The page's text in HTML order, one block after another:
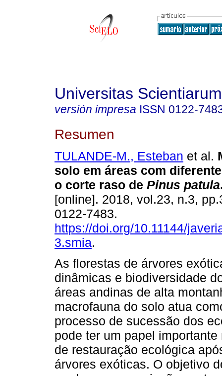
Universitas Scientiarum
versión impresa ISSN 0122-
Resumen
TULANDE-M., Esteban et al.
solo em áreas com
o corte raso de Pinus patula
[online]. 2018, vol.23, n.3,
0122-7483.
https://doi.org/10.11144/
3.smia.
As florestas de árvores
dinâmicas e biodiversidade
áreas andinas de alta
macrofauna do solo atua
processo de sucessão dos
pode ter um papel
de restauração ecológica
árvores exóticas. O objetivo